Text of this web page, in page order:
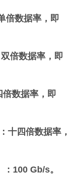
倍数据率，即
倍数据率，即
数据率，即
十四倍数据率，
100 Gb/s。